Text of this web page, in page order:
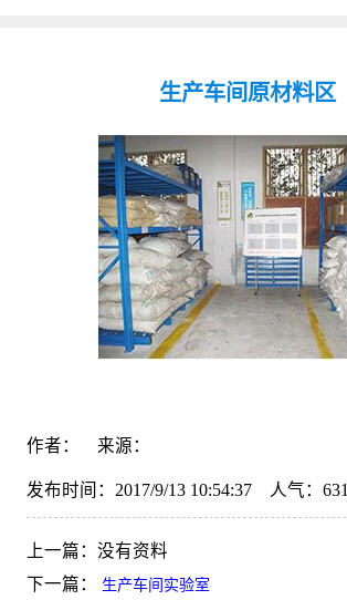
生产车间原材料区
作者： 来源：
发布时间：2017/9/13 10:54:37 人气： 631
上一篇： 没有资料
下一篇：
生产车间实验室